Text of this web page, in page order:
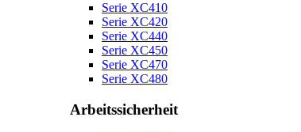
Serie XC410
Serie XC420
Serie XC440
Serie XC450
Serie XC470
Serie XC480
Arbeitssicherheit